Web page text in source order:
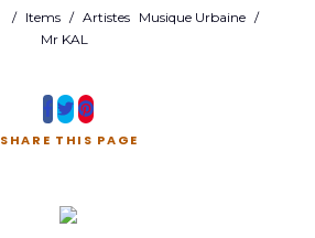
/ Items / Artistes Musique Urbaine /
Mr KAL
SHARE THIS PAGE